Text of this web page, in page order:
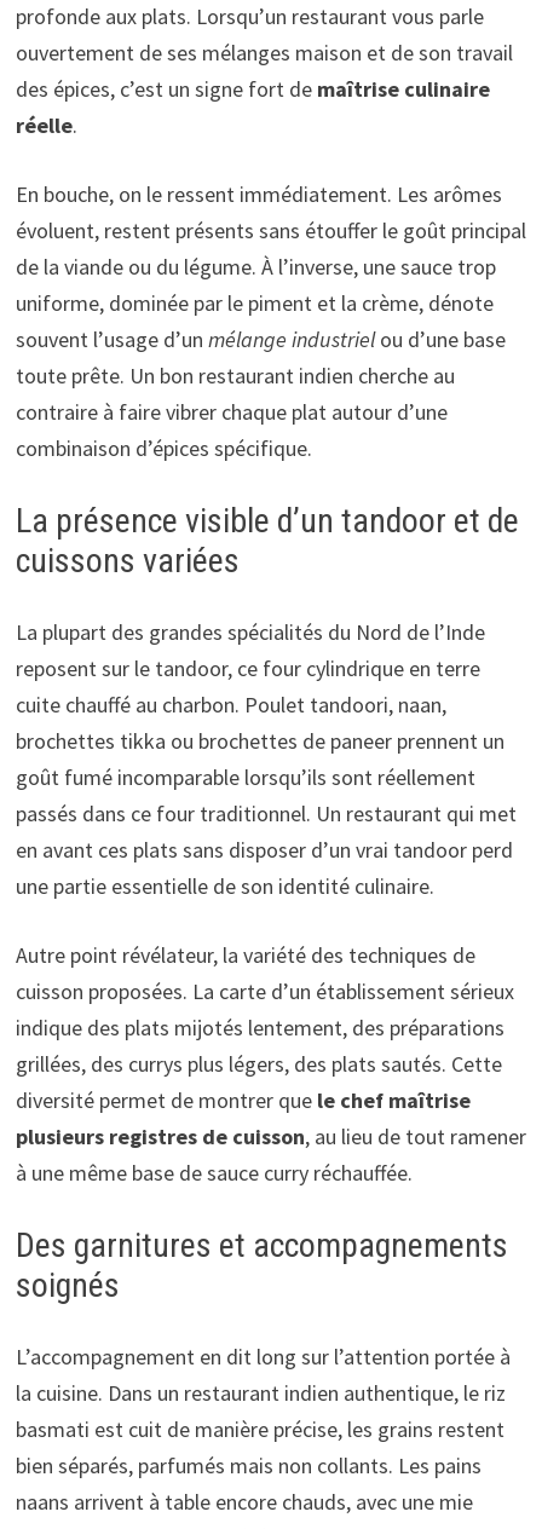
profonde aux plats. Lorsqu’un restaurant vous parle
ouvertement de ses mélanges maison et de son travail
des épices, c’est un signe fort de maîtrise culinaire
réelle.
En bouche, on le ressent immédiatement. Les arômes
évoluent, restent présents sans étouffer le goût principal
de la viande ou du légume. À l’inverse, une sauce trop
uniforme, dominée par le piment et la crème, dénote
souvent l’usage d’un mélange industrielou d’une base
toute prête. Un bon restaurant indien cherche au
contraire à faire vibrer chaque plat autour d’une
combinaison d’épices spécifique.
La présence visible d’un tandoor et de
cuissons variées
La plupart des grandes spécialités du Nord de l’Inde
reposent sur le tandoor, ce four cylindrique en terre
cuite chauffé au charbon. Poulet tandoori, naan,
brochettes tikka ou brochettes de paneer prennent un
goût fumé incomparable lorsqu’ils sont réellement
passés dans ce four traditionnel. Un restaurant qui met
en avant ces plats sans disposer d’un vrai tandoor perd
une partie essentielle de son identité culinaire.
Autre point révélateur, la variété des techniques de
cuisson proposées. La carte d’un établissement sérieux
indique des plats mijotés lentement, des préparations
grillées, des currys plus légers, des plats sautés. Cette
diversité permet de montrer que le chef maîtrise
plusieurs registres de cuisson, au lieu de tout ramener
à une même base de sauce curry réchauffée.
Des garnitures et accompagnements
soignés
L’accompagnement en dit long sur l’attention portée à
la cuisine. Dans un restaurant indien authentique, le riz
basmati est cuit de manière précise, les grains restent
bien séparés, parfumés mais non collants. Les pains
naans arrivent à table encore chauds, avec une mie